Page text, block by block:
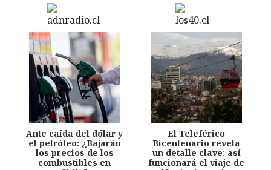
Ante caída del dólar y
el petróleo: ¿Bajarán
los precios de los
combustibles en
El Teleférico
Bicentenario revela
un detalle clave: así
funcionará el viaje de